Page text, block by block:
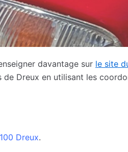
davantage sur le site
Dreux en utilisant les
Dreux.